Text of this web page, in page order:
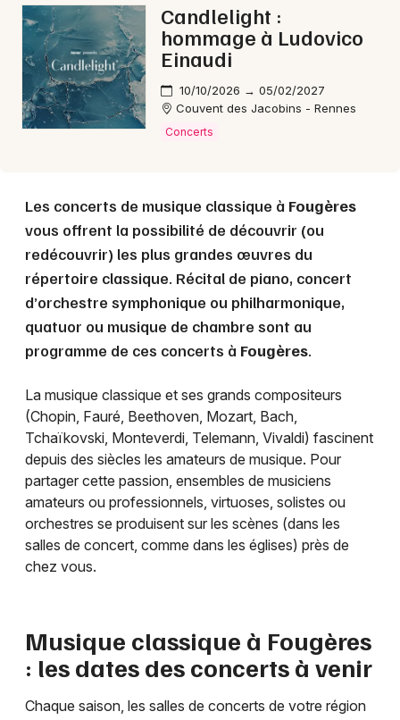
Mon email
Je m'abonne
Candlelight :
hommage à Ludovico
Einaudi
10/10/2026 → 05/02/2027
Couvent des Jacobins - Rennes
Concerts
Les concerts de musique classique à Fougères
vous offrent la possibilité de découvrir (ou
redécouvrir) les plus grandes œuvres du
répertoire classique. Récital de piano, concert
d’orchestre symphonique ou philharmonique,
quatuor ou musique de chambre sont au
programme de ces concerts à Fougères.
La musique classique et ses grands compositeurs
(Chopin, Fauré, Beethoven, Mozart, Bach,
Tchaïkovski, Monteverdi, Telemann, Vivaldi) fascinent
depuis des siècles les amateurs de musique. Pour
partager cette passion, ensembles de musiciens
amateurs ou professionnels, virtuoses, solistes ou
orchestres se produisent sur les scènes (dans les
salles de concert, comme dans les églises) près de
chez vous.
Musique classique à Fougères
: les dates des concerts à venir
Chaque saison, les salles de concerts de votre région